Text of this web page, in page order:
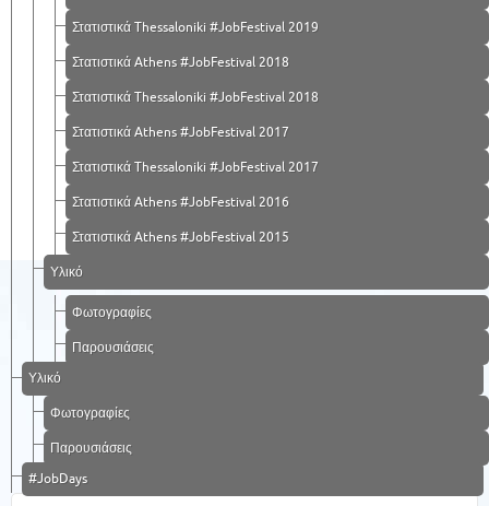
Στατιστικά Thessaloniki #JobFestival 2019
Στατιστικά Athens #JobFestival 2018
Στατιστικά Thessaloniki #JobFestival 2018
Στατιστικά Athens #JobFestival 2017
Στατιστικά Thessaloniki #JobFestival 2017
Στατιστικά Athens #JobFestival 2016
Στατιστικά Athens #JobFestival 2015
Υλικό
Φωτογραφίες
Παρουσιάσεις
Υλικό
Φωτογραφίες
Παρουσιάσεις
#JobDays